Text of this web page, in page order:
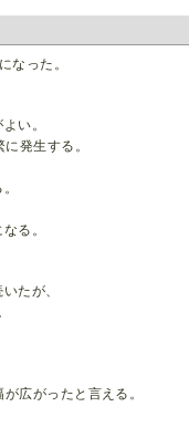
なった。
い。
発生する。
る。
たが、
が広がったと言える。